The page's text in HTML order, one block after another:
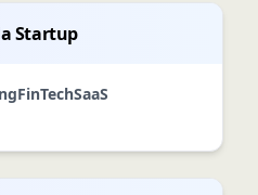
Startup
FinTechSaaS